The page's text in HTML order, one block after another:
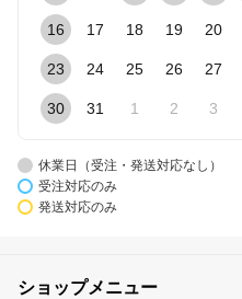
16 17 18 19 20
23 24 25 26 27
30 31 1 2 3
休業日（受注・発送対応なし）
受注対応のみ
発送対応のみ
ショップメニュー